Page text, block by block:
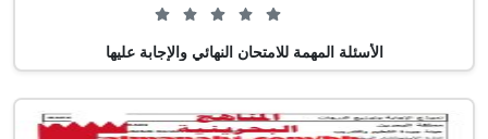
0 من 5 (0 تصويت)
الأسئلة المهمة للامتحان النهائي والإجابة عليها